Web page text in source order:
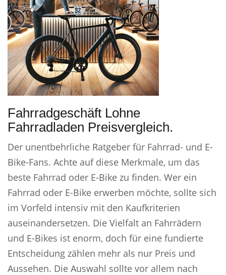
Fahrradgeschäft Lohne
Fahrradladen Preisvergleich.
Der unentbehrliche Ratgeber für Fahrrad- und E-
Bike-Fans. Achte auf diese Merkmale, um das
beste Fahrrad oder E-Bike zu finden. Wer ein
Fahrrad oder E-Bike erwerben möchte, sollte sich
im Vorfeld intensiv mit den Kaufkriterien
auseinandersetzen. Die Vielfalt an Fahrrädern
und E-Bikes ist enorm, doch für eine fundierte
Entscheidung zählen mehr als nur Preis und
Aussehen. Die Auswahl sollte vor allem nach